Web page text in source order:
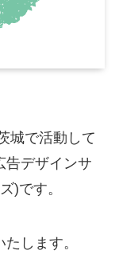
城で活動して
告デザインサ
)です。
します。